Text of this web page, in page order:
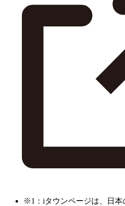
※1：iタウンページは、日本